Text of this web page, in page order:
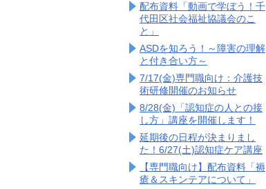
配布資料「動画で学ぼう！千
代田区社会福祉協議会のこ
と」
ASDを知ろう！～障害の理解
と付き合い方～
7/17(金)専門職向け：介護技
術研修開催のお知らせ
8/28(金)「認知症の人との接
し方」講座を開催します！
延期後の日程が決まりまし
た！6/27(土)認知症ケア講座
【専門職向け】配布資料「褥
瘡＆スキンテアについて」